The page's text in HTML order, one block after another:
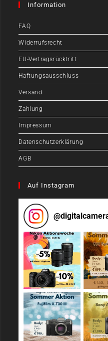
Information
FAQ
Widerrufsrecht
EU-Vertragsrücktritt
Haftungsausschluss
Versand
Zahlung
Impressum
Datenschutzerklärung
AGB
Auf Instagram
@